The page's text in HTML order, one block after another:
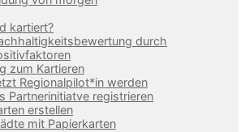
kartiert?
durch
zum Kartieren
Regionalpilot*in werden
Partnerinitiatve registrieren
erstellen
mit Papierkarten